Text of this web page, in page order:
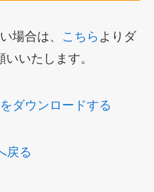
場合は、 こちら よりダ
いたします。
ダウンロードする
戻る